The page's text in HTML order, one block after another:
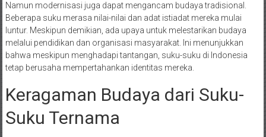
Namun modernisasi juga dapat mengancam budaya tradisional.
Beberapa suku merasa nilai-nilai dan adat istiadat mereka mulai
luntur. Meskipun demikian, ada upaya untuk melestarikan budaya
melalui pendidikan dan organisasi masyarakat. Ini menunjukkan
bahwa meskipun menghadapi tantangan, suku-suku di Indonesia
tetap berusaha mempertahankan identitas mereka.
Keragaman Budaya dari Suku-
Suku Ternama